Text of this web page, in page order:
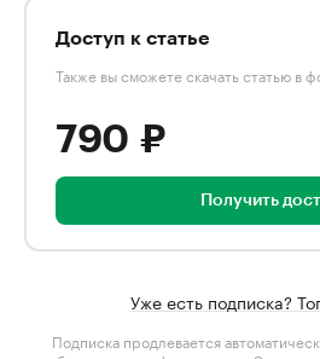
Доступ к статье
Также вы сможете скачать статью в
790 ₽
Получить
Уже есть подписка?
Подписка продлевается